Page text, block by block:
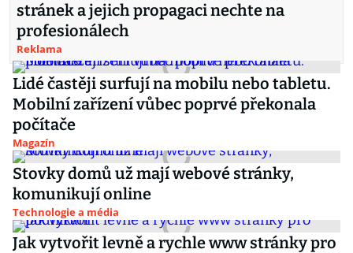
stránek a jejich propagaci nechte na
profesionálech
Reklama
Lidé častěji surfují na mobilu nebo tabletu.
Mobilní zařízení vůbec poprvé překonala
počítače
Magazín
Stovky domů už mají webové stránky,
komunikují online
Technologie a média
Jak vytvořit levně a rychle www stránky pro